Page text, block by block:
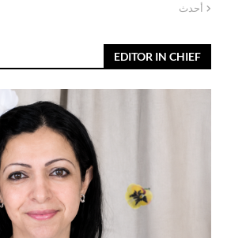
أحدث
EDITOR IN CHIEF